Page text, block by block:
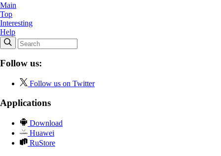
Main
Top
Interesting
Help
Follow us:
Follow us on Twitter
Applications
Download
Huawei
RuStore